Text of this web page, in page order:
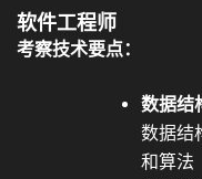
软件工程师
考察技术要点：
数据结
数据结
和算法